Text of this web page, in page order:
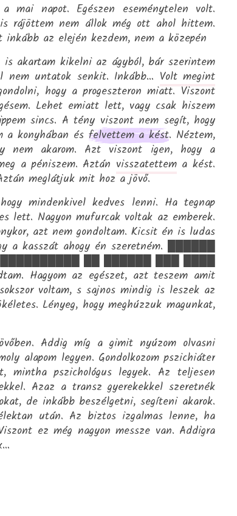
mai napot. Egészen eseménytelen volt.
rájöttem nem állok még ott ahol hittem.
az elején kezdem, nem a közepén
is akartam kikelni az ágyból, bár szerintem
untatok senkit. Inkább… Volt megint
hogy a progeszteron miatt. Viszont
Lehet emiatt lett, vagy csak hiszem
sincs. A tény viszont nem segít, hogy
a konyhában és felvettem a kést. Néztem,
nem akarom. Azt viszont igen, hogy a
a péniszem. Aztán visszatettema kést.
meglátjuk mit hoz a jövő.
mindenkivel kedves lenni. Ha tegnap
lett. Nagyon mufurcak voltak az emberek.
azt nem gondoltam. Kicsit én is ludas
a kasszát ahogy én szeretném. ██████
Hagyom az egészet, azt teszem amit
voltam, s sajnos mindig is leszek az
Lényeg, hogy meghúzzuk magunkat,
Addig míg a gimit nyúzom olvasni
alapom legyen. Gondolkozom pszichiáter
pszichológus legyek. Az teljesen
Azaz a transz gyerekekkel szeretnék
de inkább beszélgetni, segíteni akarok.
után. Az biztos izgalmas lenne, ha
ez még nagyon messze van. Addigra